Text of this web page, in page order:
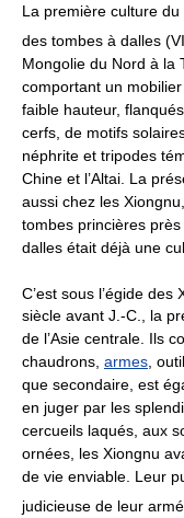
La première culture
des tombes à dalles
Mongolie du Nord à la
comportant un
faible hauteur,
cerfs, de motifs
néphrite et tripodes
Chine et l’Altai. La
aussi chez les
tombes princières
dalles était déjà une
C’est sous l’égide
siècle avant J.-C., la
de l’Asie centrale. Ils
chaudrons, armes,
que secondaire, est
en juger par les
cercueils laqués, aux
ornées, les Xiongnu
de vie enviable. Leur
judicieuse de leur